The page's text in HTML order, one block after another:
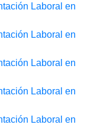
Laboral en
Laboral en
Laboral en
Laboral en
Laboral en